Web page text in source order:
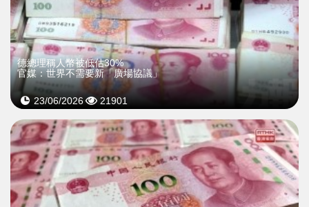
德總理稱人幣被低估30%
官媒：世界不需要新「廣場協議」
23/06/2026 21901